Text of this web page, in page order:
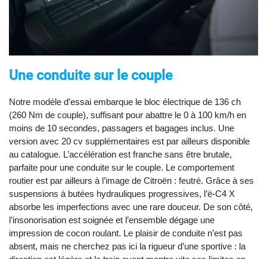
Une conduite sur le couple
Notre modèle d’essai embarque le bloc électrique de 136 ch
(260 Nm de couple), suffisant pour abattre le 0 à 100 km/h en
moins de 10 secondes, passagers et bagages inclus. Une
version avec 20 cv supplémentaires est par ailleurs disponible
au catalogue. L’accélération est franche sans être brutale,
parfaite pour une conduite sur le couple. Le comportement
routier est par ailleurs à l’image de Citroën : feutré. Grâce à ses
suspensions à butées hydrauliques progressives, l’ë-C4 X
absorbe les imperfections avec une rare douceur. De son côté,
l’insonorisation est soignée et l’ensemble dégage une
impression de cocon roulant. Le plaisir de conduite n’est pas
absent, mais ne cherchez pas ici la rigueur d’une sportive : la